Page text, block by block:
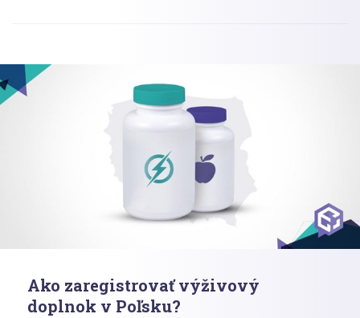
Ako zaregistrovať výživový
doplnok v Poľsku?